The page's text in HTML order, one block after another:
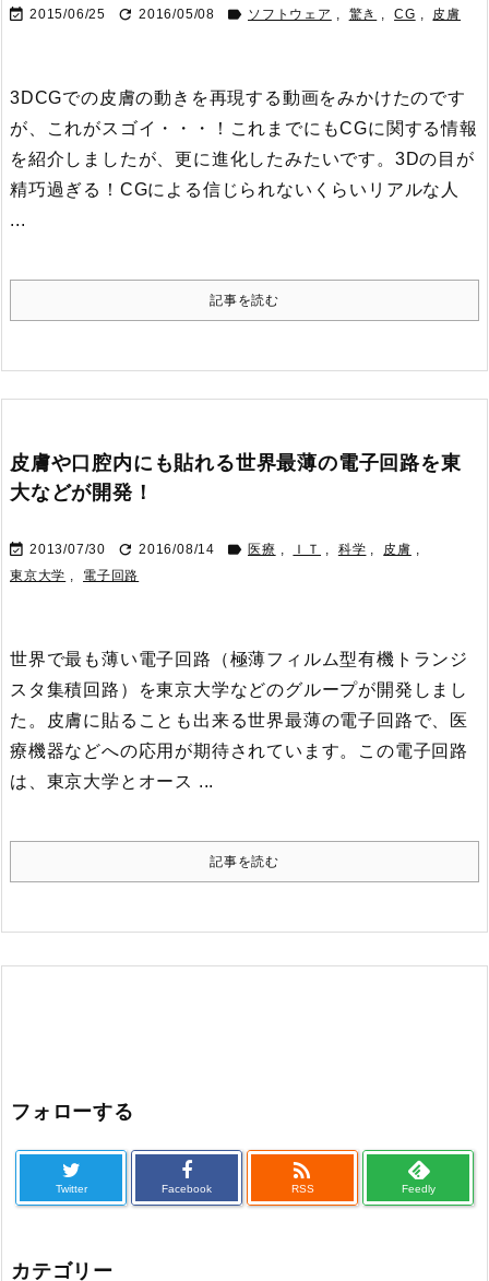
 2015/06/25  2016/05/08  ソフトウェア , 驚き , CG , 皮膚
3DCGでの皮膚の動きを再現する動画をみかけたのです
が、これがスゴイ・・・！ これまでにもCGに関する情報
を紹介しましたが、更に進化したみたいです。 3Dの目が
精巧過ぎる！CGによる信じられないくらいリアルな人
...
記事を読む
皮膚や口腔内にも貼れる世界最薄の電子回路を東
大などが開発！
 2013/07/30  2016/08/14  医療 , ＩＴ , 科学 , 皮膚 ,
東京大学 , 電子回路
世界で最も薄い電子回路（極薄フィルム型有機トランジ
スタ集積回路）を東京大学などのグループが開発しまし
た。皮膚に貼ることも出来る世界最薄の電子回路で、医
療機器などへの応用が期待されています。
この電子回路
は、東京大学とオース ...
記事を読む
フォローする
Twitter Facebook

RSS Feedly
カテゴリー